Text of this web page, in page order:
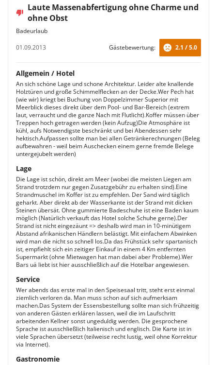
Laute Massenabfertigung ohne Charme und
ohne Obst
Badeurlaub
01.09.2013
Gästebewertung: 2.1 / 5.0
Allgemein / Hotel
An sich schöne Lage und schone Architektur. Leider alte knallende
Holztüren und große Schimmelflecken an der Decke.Wer Pech hat
(wie wir) kriegt bei Buchung von Doppelzimmer Superior mit
Meerblick dieses direkt über dem Pool- und Bar-Bereich (extrem
laut, verraucht und die ganze Nach mit Flutlicht).Koffer müssen über
Treppen hoch getragen werden (kein Aufzug)Die Atmosphäre ist
kühl, aufs Notwendigste beschränkt und bei Abendessen sehr
hektisch.Aufpassen sollte man bei allen Getränkerechnungen (Beleg
aufbewahren - weil beim Auschecken einem gerne fremde Belege
untergejubelt werden)
Lage
Die Lage ist schön, direkt am Meer (wobei die meisten Liegen am
Strand trotzdem nur gegen Zusatzgebühr zu erhalten sind).Eine
Strandmuschel im Koffer ist zu empfehlen. Der Sand wird täglich
geharkt. Aber direkt ab der Wasserkante ist der Strand mit dicken
Steinen übersät. Ohne gummierte Badeschuhe ist eine Baden kaum
möglich (Natürlich verkauft das Hotel solche Schuhe gerne).Der
Strand ist nicht eingezäunt => deshalb wird man in 10-minütigem
Abstand afrikanischen Händlern belästigt. Mit einfachem Abwinken
wird man die nicht so schnell los.Da das Frühstück sehr spartanisch
ist, empfiehlt sich ein zeitiger Einkauf in einem 4 Km entfernten
Supermarkt (ohne Mietwagen hat man dabei aber Probleme).Wer
Bars uä liebt ist hier ausschließlich auf die Hotelbar angewiesen.
Service
Wer abends das erste mal in den Speisesaal tritt, steht erst einmal
ziemlich verloren da. Man muss schon auf sich aufmerksam
machen.Das System der Essensbestellung sollte man sich frühzeitig
von anderen Gästen erklären lassen, weil die im Laufschritt
arbeitenden Kellner sonst ungeduldig werden. Die gesprochene
Sprache ist ausschließlich Italienisch und englisch. Die Karte ist in
viele Sprachen übersetzt (teilweise recht lustig, weil ohne Korrektur
via Internet).
Gastronomie